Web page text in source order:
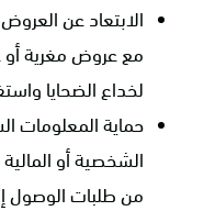
الابتعاد عن
مع عروض مغرية أو
لخداع الضحايا
حماية المعلومات
الشخصية أو
من طلبات الوصول